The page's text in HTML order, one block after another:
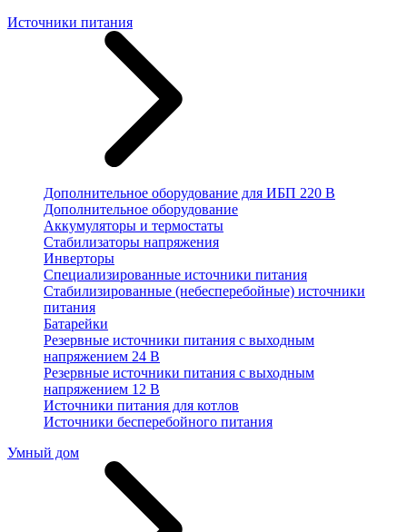
Источники питания
Дополнительное оборудование для ИБП 220 В
Дополнительное оборудование
Аккумуляторы и термостаты
Стабилизаторы напряжения
Инверторы
Специализированные источники питания
Стабилизированные (небесперебойные) источники
питания
Батарейки
Резервные источники питания с выходным
напряжением 24 В
Резервные источники питания с выходным
напряжением 12 В
Источники питания для котлов
Источники бесперебойного питания
Умный дом